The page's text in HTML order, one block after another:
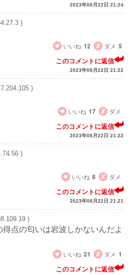
2023年08月22日 21:24
)
いいね 12 ダメ 5
このコメントに返信
2023年08月22日 21:22
)
いいね 17 ダメ
このコメントに返信
2023年08月22日 21:22
)
いいね 8 ダメ
このコメントに返信
2023年08月22日 21:21
)
点の匂いは岩波しかないんだよ
いいね 21 ダメ 1
このコメントに返信